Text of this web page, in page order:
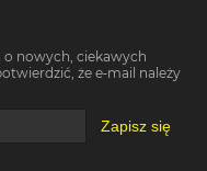
nowych, ciekawych
że e-mail należy
Zapisz się